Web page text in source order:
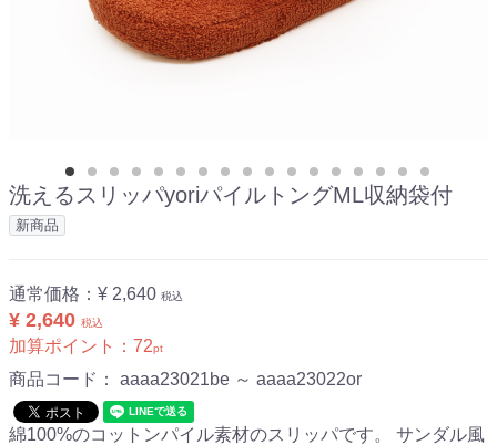
洗えるスリッパyoriパイルトングML収納袋付
新商品
通常価格： ¥ 2,640 税込
¥ 2,640 税込
加算ポイント： 72pt
商品コード： aaaa23021be ～ aaaa23022or
綿100%のコットンパイル素材のスリッパです。 サンダル風